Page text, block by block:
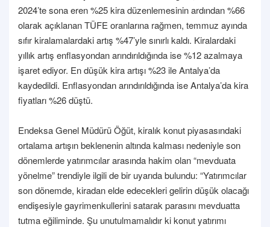
2024’te sona eren %25 kira düzenlemesinin ardından %66
olarak açıklanan TÜFE oranlarına rağmen, temmuz ayında
sıfır kiralamalardaki artış %47’yle sınırlı kaldı. Kiralardaki
yıllık artış enflasyondan arındırıldığında ise %12 azalmaya
işaret ediyor. En düşük kira artışı %23 ile Antalya’da
kaydedildi. Enflasyondan arındırıldığında ise Antalya’da kira
fiyatları %26 düştü.
Endeksa Genel Müdürü Öğüt, kiralık konut piyasasındaki
ortalama artışın beklenenin altında kalması nedeniyle son
dönemlerde yatırımcılar arasında hakim olan “mevduata
yönelme” trendiyle ilgili de bir uyarıda bulundu: “Yatırımcılar
son dönemde, kiradan elde edecekleri gelirin düşük olacağı
endişesiyle gayrimenkullerini satarak parasını mevduatta
tutma eğiliminde. Şu unutulmamalıdır ki konut yatırımı